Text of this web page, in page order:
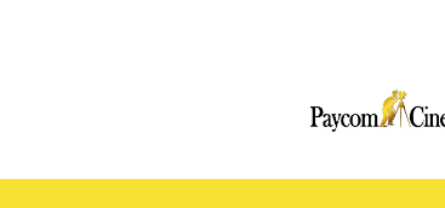
Multimedia